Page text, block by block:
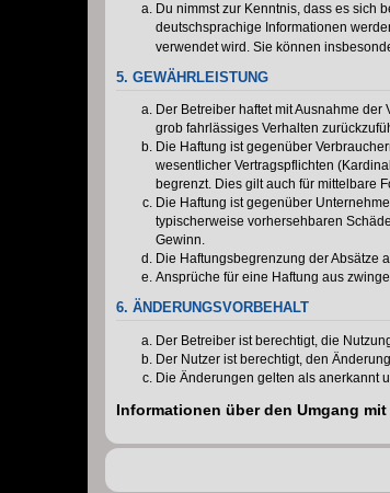
Du nimmst zur Kenntnis, dass es sich
deutschsprachige Informationen
verwendet wird. Sie können
5. GEWÄHRLEISTUNG
Der Betreiber haftet mit Ausnahme
grob fahrlässiges Verhalten
Die Haftung ist gegenüber
wesentlicher Vertragspflichten
begrenzt. Dies gilt auch für mittelbare
Die Haftung ist gegenüber
typischerweise vorhersehbaren
Gewinn.
Die Haftungsbegrenzung der Absätze
Ansprüche für eine Haftung aus
6. ÄNDERUNGSVORBEHALT
Der Betreiber ist berechtigt, die
Der Nutzer ist berechtigt, den
Die Änderungen gelten als anerkannt
Informationen über den Umgang